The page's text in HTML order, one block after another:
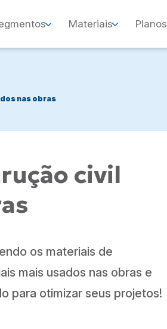
Materiais Planos
nas obras
civil
os materiais de
mais usados nas obras e
para otimizar seus projetos!